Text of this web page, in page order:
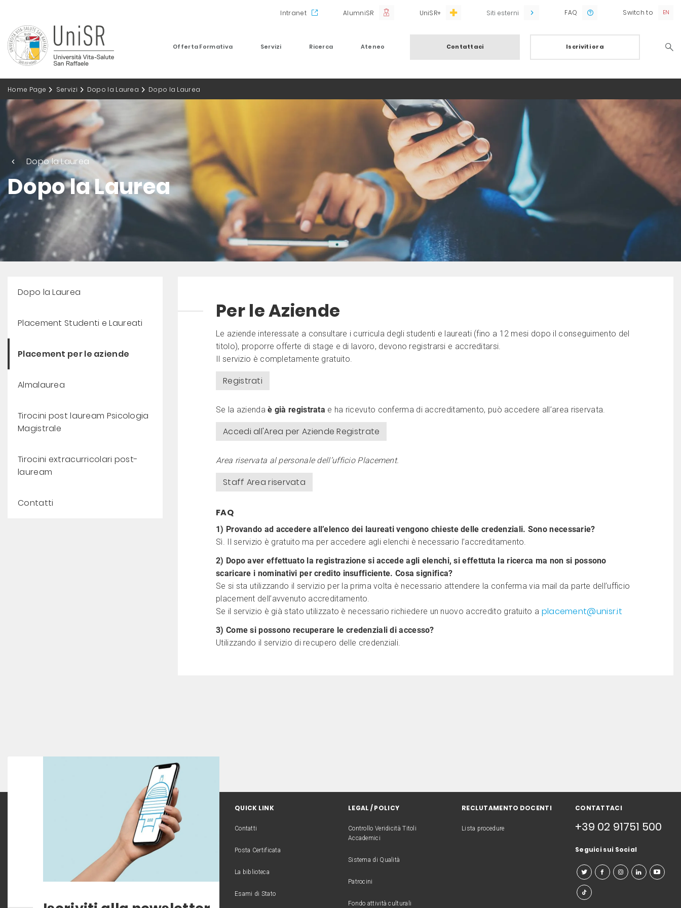
Intranet AlumniSR UniSR+ Siti esterni FAQ Switch to
Offerta Formativa Servizi Ricerca Ateneo Contattaci Iscriviti ora
Home Page Servizi Dopo la Laurea Dopo la Laurea
Dopo la Laurea
Dopo la Laurea
Dopo la Laurea
Placement Studenti e Laureati
Placement per le aziende
Almalaurea
Tirocini post lauream Psicologia
Magistrale
Tirocini extracurricolari post-
lauream
Contatti
Per le Aziende
Le aziende interessate a consultare i curricula degli studenti e laureati (fino a 12 mesi dopo il conseguimento del
titolo), proporre offerte di stage e di lavoro, devono registrarsi e accreditarsi.
Il servizio è completamente gratuito.
Registrati
Se la aziendaè già registrata e ha ricevuto conferma di accreditamento, può accedere all’area riservata.
Accedi all'Area per Aziende Registrate
Area riservata al personale dell’ufficio Placement.
Staff Area riservata
FAQ
1) Provando ad accedere all’elenco dei laureati vengono chieste delle credenziali. Sono necessarie?
Sì. Il servizio è gratuito ma per accedere agli elenchi è necessario l’accreditamento.
2) Dopo aver effettuato la registrazione si accede agli elenchi, si effettuta la ricerca ma non si possono
scaricare i nominativi per credito insufficiente. Cosa significa?
Se si sta utilizzando il servizio per la prima volta è necessario attendere la conferma via mail da parte dell’ufficio
placement dell’avvenuto accreditamento.
Se il servizio è già stato utilizzato è necessario richiedere un nuovo accredito gratuito a placement@unisr.it
3) Come si possono recuperare le credenziali di accesso?
Utilizzando il servizio di recupero delle credenziali.
QUICK LINK
Contatti
Posta Certificata
La biblioteca
Esami di Stato
LEGAL / POLICY
Controllo Veridicità Titoli
Accademici
Sistema di Qualità
Patrocini
Fondo attività culturali
RECLUTAMENTO DOCENTI
Lista procedure
CONTATTACI
+39 02 91751 500
Seguici sui Social